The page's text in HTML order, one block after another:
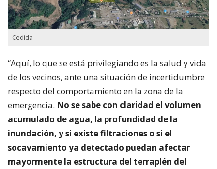
Cedida
“Aquí, lo que se está privilegiando es la salud y vida
de los vecinos, ante una situación de incertidumbre
respecto del comportamiento en la zona de la
emergencia. No se sabe con claridad el volumen
acumulado de agua, la profundidad de la
inundación, y si existe filtraciones o si el
socavamiento ya detectado puedan afectar
mayormente la estructura del terraplén del